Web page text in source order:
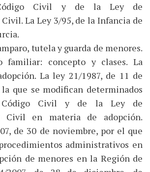
Civil y de la Ley de
La Ley 3/95, de la Infancia de
tutela y guarda de menores.
familiar: concepto y clases. La
La ley 21/1987, de 11 de
que se modifican determinados
Civil y de la Ley de
Civil en materia de adopción.
de 30 de noviembre, por el que
administrativos en
de menores en la Región de